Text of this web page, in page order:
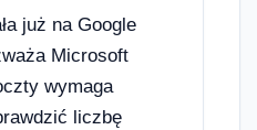
już na Google
Microsoft
wymaga
liczbę